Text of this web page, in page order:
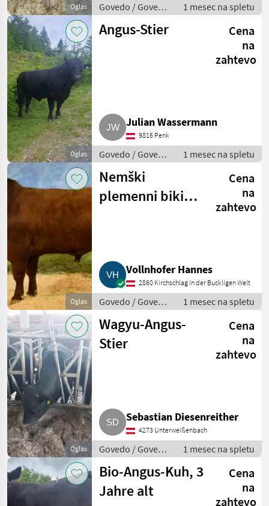
Oglas
Govedo / Govedo
Angus
1 mesec na spletu
Oglas
Angus-Stier
Cena
na
zahtevo
Julian Wassermann
9816 Penk
Govedo / Govedo
Angus
1 mesec na spletu
Oglas
Nemški
plemenni biki
Cena
na
zahtevo
Vollnhofer Hannes
2860 Kirchschlag in der Buckligen Welt
Govedo / Govedo
Angus
1 mesec na spletu
Oglas
Wagyu-Angus-
Stier
Cena
na
zahtevo
Sebastian Diesenreither
4273 Unterweißenbach
Govedo / Govedo
Angus
1 mesec na spletu
Bio-Angus-Kuh, 3
Jahre alt
Cena
na
zahtevo